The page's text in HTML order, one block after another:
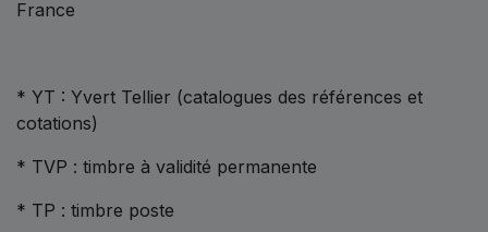
France
* YT : Yvert Tellier (catalogues des références et
cotations)
* TVP : timbre à validité permanente
* TP : timbre poste